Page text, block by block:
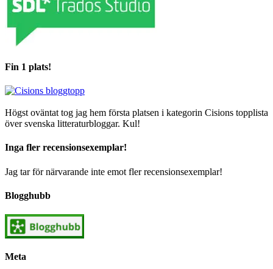
Fin 1 plats!
Högst oväntat tog jag hem första platsen i kategorin Cisions topplista
över svenska litteraturbloggar. Kul!
Inga fler recensionsexemplar!
Jag tar för närvarande inte emot fler recensionsexemplar!
Blogghubb
Meta